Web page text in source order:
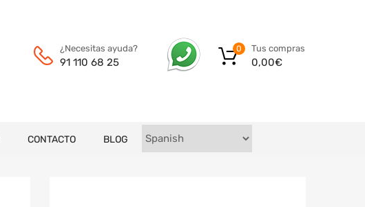
¿Necesitas ayuda?
91 110 68 25
Tus compras
0,00€
0
CONTACTO BLOG